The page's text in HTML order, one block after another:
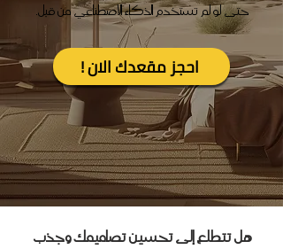
حتى لو لم تستخدم الذكاء الاصطناعي من قبل.
! احجز مقعدك الان
هل تتطلع إلى تحسين تصاميمك وجذب